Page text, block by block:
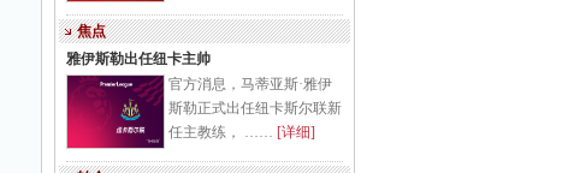
焦点
雅伊斯勒出任纽卡主帅
官方消息，马蒂亚斯·雅伊
斯勒正式出任纽卡斯尔联新
任主教练， …… [详细]